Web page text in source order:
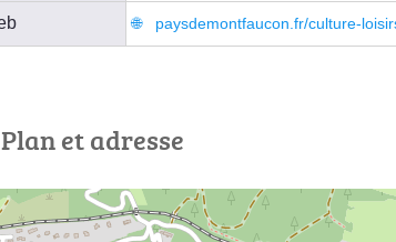
paysdemontfaucon.fr/culture-
Plan et adresse